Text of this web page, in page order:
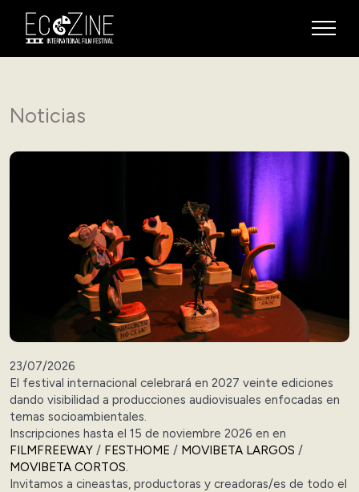
Noticias
23/07/2026
El festival internacional celebrará en 2027 veinte ediciones
dando visibilidad a producciones audiovisuales enfocadas en
temas socioambientales.
Inscripciones hasta el 15 de noviembre 2026 en en
FILMFREEWAY / FESTHOME / MOVIBETA LARGOS /
MOVIBETA CORTOS.
Invitamos a cineastas, productoras y creadoras/es de todo el